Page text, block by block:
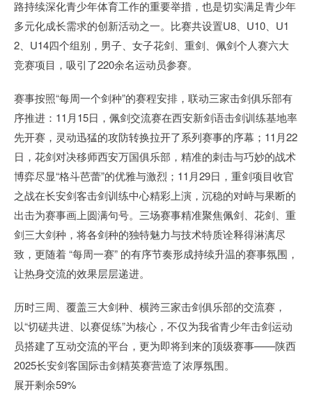
路持续深化青少年体育工作的重要举措，也是切实满足青少年
多元化成长需求的创新活动之一。比赛共设置U8、U10、U1
2、U14四个组别，男子、女子花剑、重剑、佩剑个人赛六大
竞赛项目，吸引了220余名运动员参赛。
赛事按照“每周一个剑种”的赛程安排，联动三家击剑俱乐部有
序推进：11月15日，佩剑交流赛在西安新剑语击剑训练基地率
先开赛，灵动迅猛的攻防转换拉开了系列赛事的序幕；11月22
日，花剑对决移师西安万国俱乐部，精准的刺击与巧妙的战术
博弈尽显“格斗芭蕾”的优雅与激烈；11月29日，重剑项目收官
之战在长安剑客击剑训练中心精彩上演，沉稳的对峙与果断的
出击为赛事画上圆满句号。三场赛事精准聚焦佩剑、花剑、重
剑三大剑种，将各剑种的独特魅力与技术特质诠释得淋漓尽
致，更随着 “每周一赛” 的有序节奏形成持续升温的赛事氛围，
让热身交流的效果层层递进。
历时三周、覆盖三大剑种、横跨三家击剑俱乐部的交流赛，
以“切磋共进、以赛促练”为核心，不仅为我省青少年击剑运动
员搭建了互动交流的平台，更为即将到来的顶级赛事——陕西
2025长安剑客国际击剑精英赛营造了浓厚氛围。
展开剩余59%